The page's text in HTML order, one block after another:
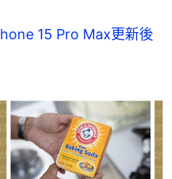
15 Pro Max更新後